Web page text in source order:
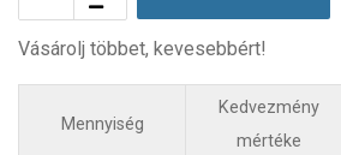
Vásárolj többet, kevesebbért!
Mennyiség
Kedvezmény
mértéke